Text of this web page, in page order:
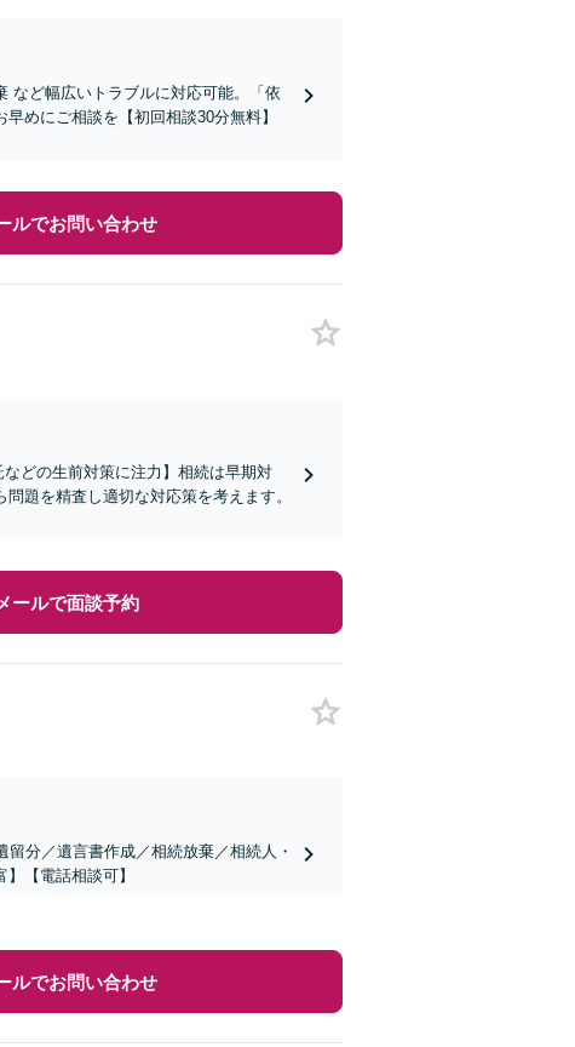
など幅広いトラブルに対応可能。「依
めにご相談を【初回相談30分無料】
ルでお問い合わせ
どの生前対策に注力】相続は早期対
題を精査し適切な対応策を考えます。
ールで面談予約
分／遺言書作成／相続放棄／相続人・
【電話相談可】
ルでお問い合わせ